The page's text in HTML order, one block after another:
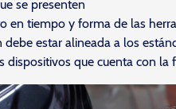
se presenten
tiempo y forma de las
estar alineada a los
que cuenta con la